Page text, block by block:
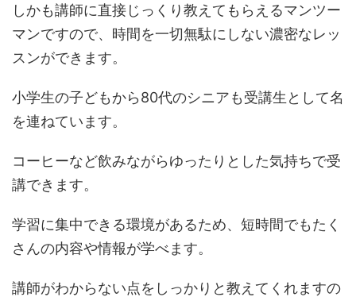
しかも講師に直接じっくり教えてもらえるマンツー
マンですので、時間を一切無駄にしない濃密なレッ
スンができます。
小学生の子どもから80代のシニアも受講生として名
を連ねています。
コーヒーなど飲みながらゆったりとした気持ちで受
講できます。
学習に集中できる環境があるため、短時間でもたく
さんの内容や情報が学べます。
講師がわからない点をしっかりと教えてくれますの